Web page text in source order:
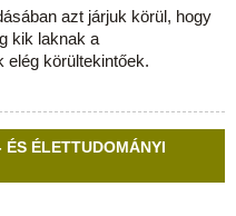
azt járjuk körül, hogy
kik laknak a
elég körültekintőek.
ÉS ÉLETTUDOMÁNYI